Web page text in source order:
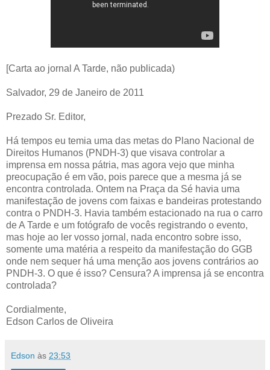
[Carta ao jornal A Tarde, não publicada)
Salvador, 29 de Janeiro de 2011
Prezado Sr. Editor,
Há tempos eu temia uma das metas do Plano Nacional de
Direitos Humanos (PNDH-3) que visava controlar a
imprensa em nossa pátria, mas agora vejo que minha
preocupação é em vão, pois parece que a mesma já se
encontra controlada. Ontem na Praça da Sé havia uma
manifestação de jovens com faixas e bandeiras protestando
contra o PNDH-3. Havia também estacionado na rua o carro
de A Tarde e um fotógrafo de vocês registrando o evento,
mas hoje ao ler vosso jornal, nada encontro sobre isso,
somente uma matéria a respeito da manifestação do GGB
onde nem sequer há uma menção aos jovens contrários ao
PNDH-3. O que é isso? Censura? A imprensa já se encontra
controlada?
Cordialmente,
Edson Carlos de Oliveira
Edson às 23:53